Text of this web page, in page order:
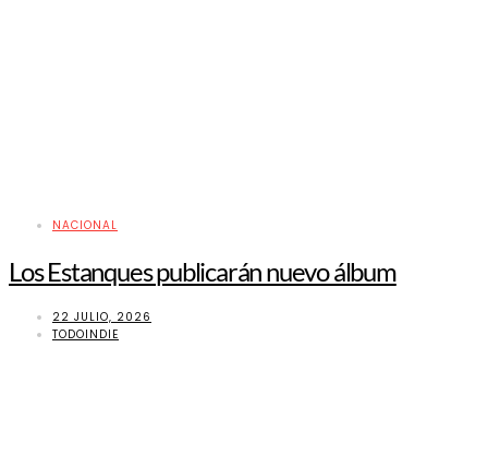
NACIONAL
Los Estanques publicarán nuevo álbum
22 JULIO, 2026
TODOINDIE